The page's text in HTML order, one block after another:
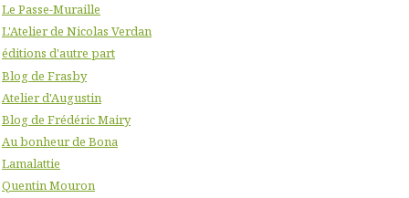
Le Passe-Muraille
L'Atelier de Nicolas Verdan
éditions d'autre part
Blog de Frasby
Atelier d'Augustin
Blog de Frédéric Mairy
Au bonheur de Bona
Lamalattie
Quentin Mouron